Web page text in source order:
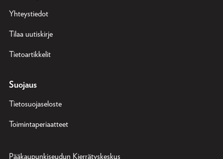
Yhteystiedot
Tilaa uutiskirje
Tietoartikkelit
Suojaus
Tietosuojaseloste
Toimintaperiaatteet
Pääkaupunkiseudun Kierrätyskeskus